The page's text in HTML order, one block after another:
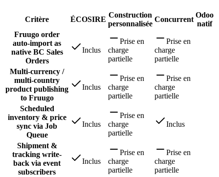
Critère ÉCOSIRE
Construction
personnalisée
Concurrent
Odoo
natif
Fruugo order
auto-import as
native BC Sales
Orders
Inclus
Prise en
charge
partielle
Prise en
charge
partielle
Multi-currency /
multi-country
product publishing
to Fruugo
Inclus
Prise en
charge
partielle
Prise en
charge
partielle
Scheduled
inventory & price
sync via Job
Queue
Inclus
Prise en
charge
partielle
Inclus
Shipment &
tracking write-
back via event
subscribers
Inclus
Prise en
charge
partielle
Prise en
charge
partielle